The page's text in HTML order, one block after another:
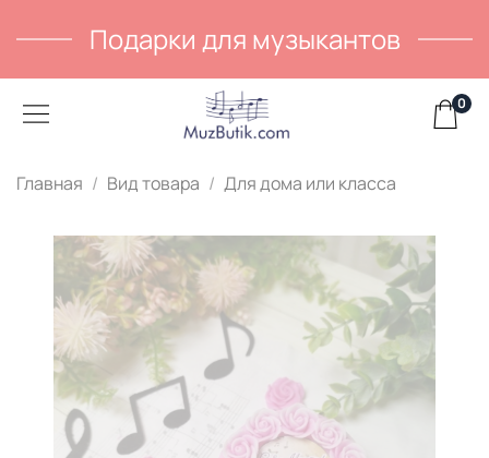
Подарки для музыкантов
0
Главная Вид товара Для дома или класса